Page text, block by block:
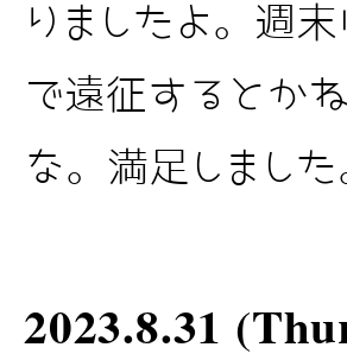
りましたよ。週
で遠征するとか
な。満足しまし
2023.8.31